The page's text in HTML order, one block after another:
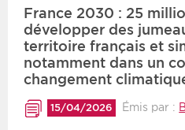
prochains jours
Communiqués des 10
derniers jours
Recherche par mots clés
France 2030 : 25
développer des
territoire français et
notamment dans un
changement
15/04/2026 Émis par :